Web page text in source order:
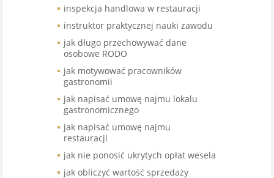
inspekcja handlowa w restauracji
instruktor praktycznej nauki zawodu
jak długo przechowywać dane
osobowe RODO
jak motywować pracowników
gastronomii
jak napisać umowę najmu lokalu
gastronomicznego
jak napisać umowę najmu
restauracji
jak nie ponosić ukrytych opłat wesela
jak obliczyć wartość sprzedaży